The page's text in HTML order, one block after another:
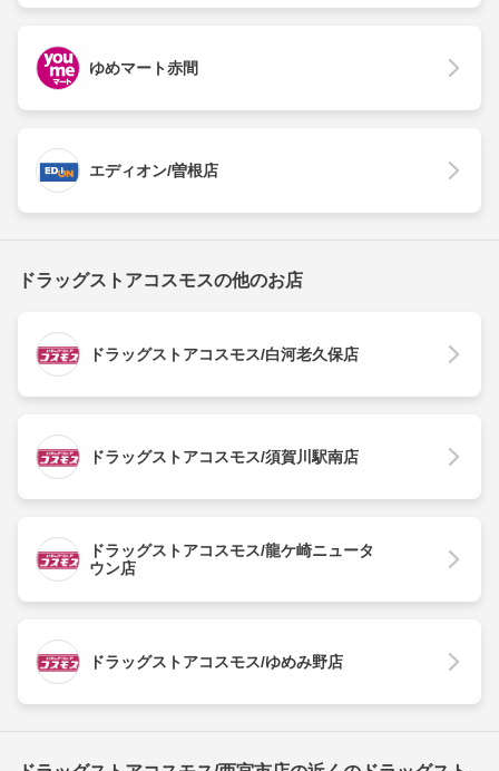
ゆめマート赤間
エディオン/曽根店
ドラッグストアコスモスの他のお店
ドラッグストアコスモス/白河老久保店
ドラッグストアコスモス/須賀川駅南店
ドラッグストアコスモス/龍ケ崎ニュータ
ウン店
ドラッグストアコスモス/ゆめみ野店